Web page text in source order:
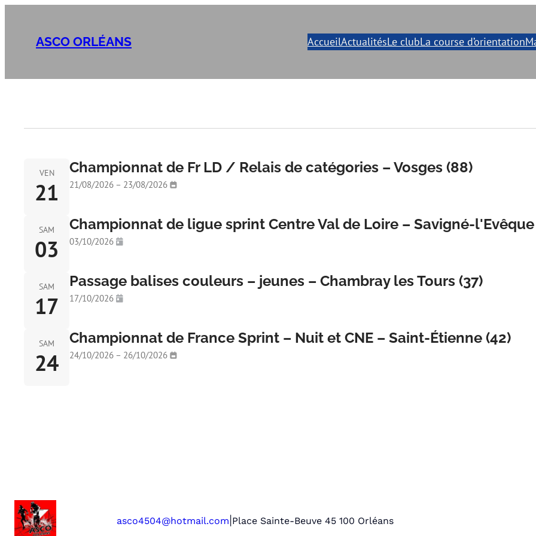
ASCO ORLÉANS AccueilActualitésLe clubLa course d’orientation
VEN
21
Championnat de Fr LD / Relais de catégories – Vosges (88)
21/08/2026 – 23/08/2026
SAM
03
Championnat de ligue sprint Centre Val de Loire – Savigné-l'Evêque
03/10/2026
SAM
17
Passage balises couleurs – jeunes – Chambray les Tours (37)
17/10/2026
SAM
24
Championnat de France Sprint – Nuit et CNE – Saint-Étienne (42)
24/10/2026 – 26/10/2026
asco4504@hotmail.com Place Sainte-Beuve 45 100 Orléans